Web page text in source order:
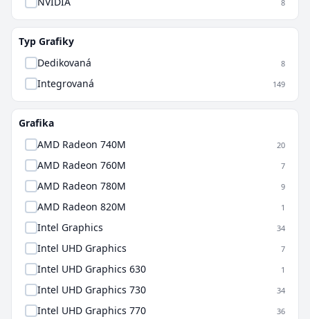
8
Typ Grafiky
Dedikovaná
8
Integrovaná 149
Grafika
AMD Radeon 740M
20
AMD Radeon 760M 7
AMD Radeon 780M 9
AMD Radeon 820M 1
Intel Graphics 34
Intel UHD Graphics 7
Intel UHD Graphics 630 1
Intel UHD Graphics 730 34
Intel UHD Graphics 770 36